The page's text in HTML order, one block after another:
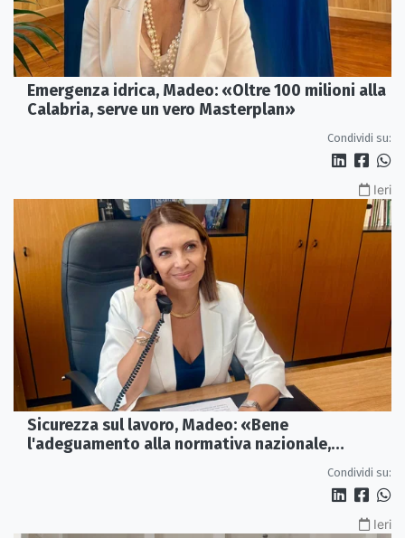
Emergenza idrica, Madeo: «Oltre 100 milioni alla
Calabria, serve un vero Masterplan»
Condividi su:
Ieri
Sicurezza sul lavoro, Madeo: «Bene
l'adeguamento alla normativa nazionale,
Condividi su:
Ieri